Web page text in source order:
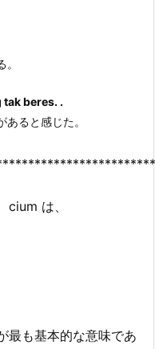
beres. .
ると感じた。
cium は、
最も基本的な意味であ